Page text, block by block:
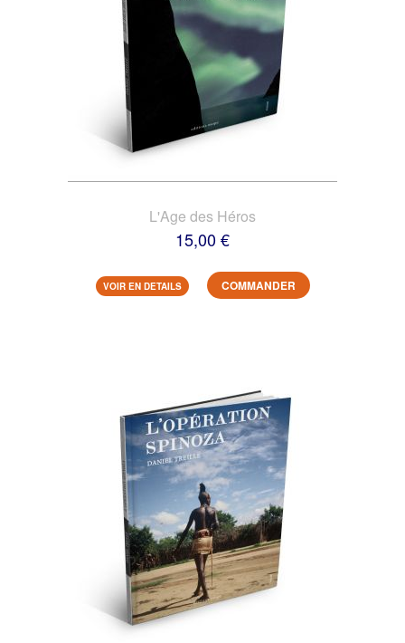
L'Age des Héros
15,00 €
VOIR EN DETAILS COMMANDER